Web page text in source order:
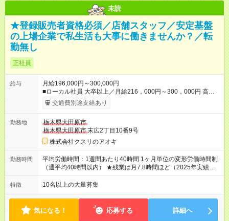
未読
★登録販売者資格必須／店舗スタッフ／安定基盤
の上場企業で私生活も大事に働きませんか？／転
勤無し
正社員
給与
月給196,000円～300,000円
■ローカル社員 大卒以上／月給216，000円～300，000円 高卒
以上／月給196，000円～300，000円 ★エリア手当（石川県、
富山県、福井県、岐阜県、群馬県、茨城県 月1万円）を会社規
録販売者資格保持者への月1万円支給を含む（実務経験がない方
にも同額を支給） ※ただし、短時間勤務・早番固定社員は当社
規定に従い額が変動 【試用期間】試用期間なし ＝＝＝＝＝＝＝
＝＝＝＝＝＝＝ ★職務給制度で実力次第で収入アップ！ 職務内
容に応じて給与が支払われ、昇格試験なく役職に就いた時点で
年収がUPする制度です。 約4割の社員が入社3年目で店長に就い
交通費別途支給あり
勤務地
栃木県大田原市
栃木県大田原市末広2丁目10番9号
株式会社クスリのアオキ
勤務時間
平均労働時間：1週間あたり40時間 1ヶ月単位の変形労働時間制
（週平均40時間以内） ★残業は月7.8時間ほど（2025年実績）
＜店舗の基本営業時間＞ 9時～22時 ※勤務時間は店舗により異
なります。 ＜シフト例＞ 早番：8時00分～17時00分 中番：11
1ヶ月単位の変形労働時間制（週平均40時間以内） ★残業は月
7.8時間ほど（2025年実績） ＜店舗の基本営業時間＞ 9時～22
時 ※勤務時間は店舗により異なります。 ＜シフト例＞ 早番：8
特徴 10名以上の大量募集
気になる！ 応募する 詳細へ